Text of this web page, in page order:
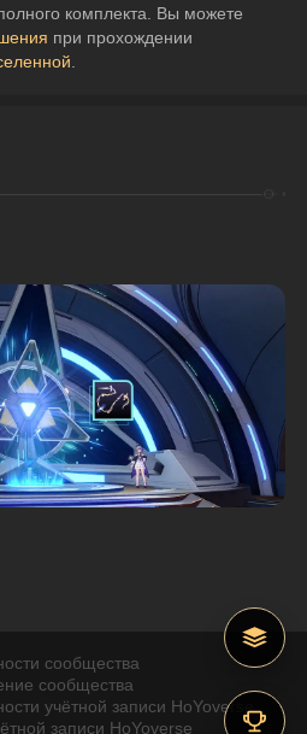
комплекта. Вы можете
при прохождении
сообщества
сообщества
учётной записи HoYoverse
записи HoYoverse